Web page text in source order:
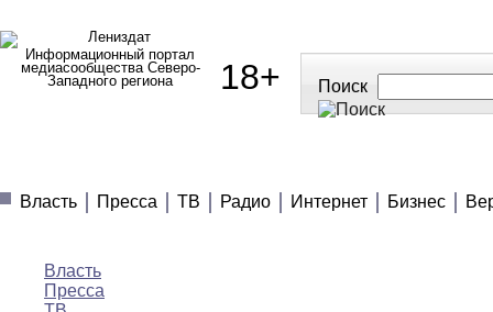
Информационный портал
медиасообщества Северо-
Западного региона
18+ Поиск
Власть
Пресса ТВ Радио Интернет Бизнес
Власть
Пресса